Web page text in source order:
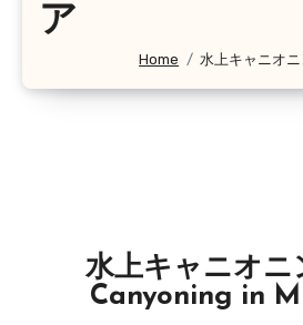
ア
Home 水上キャニオ
水上キャニオニ
Canyoning in